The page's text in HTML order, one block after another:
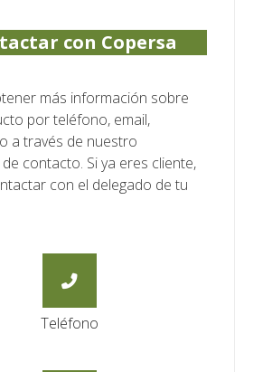
con Copersa
más información sobre
por teléfono, email,
a través de nuestro
contacto. Si ya eres cliente,
con el delegado de tu
Teléfono